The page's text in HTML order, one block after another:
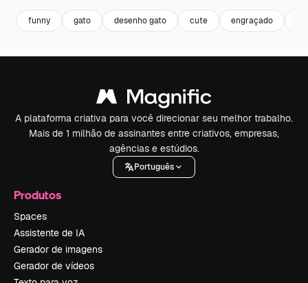
funny gato desenho gato cute engraçado
A plataforma criativa para você direcionar seu melhor trabalho.
Mais de 1 milhão de assinantes entre criativos, empresas,
agências e estúdios.
Português
Produtos
Spaces
Assistente de IA
Gerador de imagens
Gerador de vídeos